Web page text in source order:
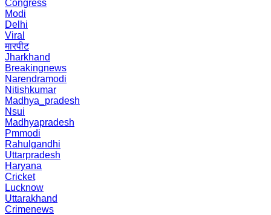
Congress
Modi
Delhi
Viral
मारपीट
Jharkhand
Breakingnews
Narendramodi
Nitishkumar
Madhya_pradesh
Nsui
Madhyapradesh
Pmmodi
Rahulgandhi
Uttarpradesh
Haryana
Cricket
Lucknow
Uttarakhand
Crimenews